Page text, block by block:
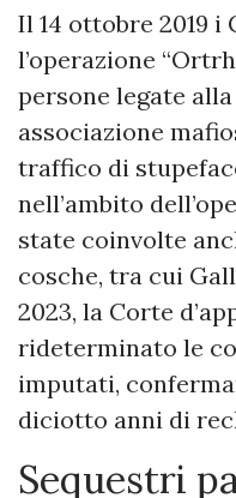
Il 14 ottobre 2019
l’operazione
persone legate
associazione
traffico di
nell’ambito
state coinvolte
cosche, tra cui
2023, la Corte
rideterminato le
imputati,
diciotto anni di
Sequestri